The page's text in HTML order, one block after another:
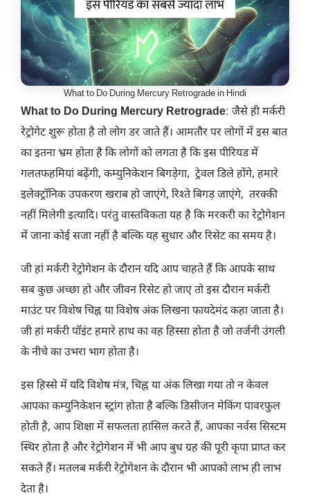
What to Do During Mercury Retrograde in Hindi
What to Do During Mercury Retrograde: जैसे ही मर्करी
रेट्रोगेट शुरू होता है तो लोग डर जाते हैं। आमतौर पर लोगों में इस बात
का इतना भ्रम होता है कि लोगों को लगता है कि इस पीरियड में
गलतफहमियां बढ़ेंगी, कम्युनिकेशन बिगड़ेगा, ट्रेवल डिले होंगे, हमारे
इलेक्ट्रॉनिक उपकरण खराब हो जाएंगे, रिश्ते बिगड़ जाएंगे, तरक्की
नहीं मिलेगी इत्यादि। परंतु वास्तविकता यह है कि मरकरी का रेट्रोगेशन
में जाना कोई सजा नहीं है बल्कि यह सुधार और रिसेट का समय है।
जी हां मर्करी रेट्रोगेशन के दौरान यदि आप चाहते हैं कि आपके साथ
सब कुछ अच्छा हो और जीवन रिसेट हो जाए तो इस दौरान मर्करी
माउंट पर विशेष चिह्न या विशेष अंक लिखना फायदेमंद कहा जाता है।
जी हां मर्करी पॉइंट हमारे हाथ का वह हिस्सा होता है जो तर्जनी उंगली
के नीचे का उभरा भाग होता है।
इस हिस्से में यदि विशेष मंत्र, चिह्न या अंक लिखा गया तो न केवल
आपका कम्युनिकेशन स्ट्रांग होता है बल्कि डिसीजन मेकिंग पावरफुल
होती है, आप शिक्षा में सफलता हासिल करते हैं, आपका नर्वस सिस्टम
स्थिर होता है और रेट्रोगेशन में भी आप बुध ग्रह की पूरी कृपा प्राप्त कर
सकते हैं। मतलब मर्करी रेट्रोगेशन के दौरान भी आपको लाभ ही लाभ
देता है।